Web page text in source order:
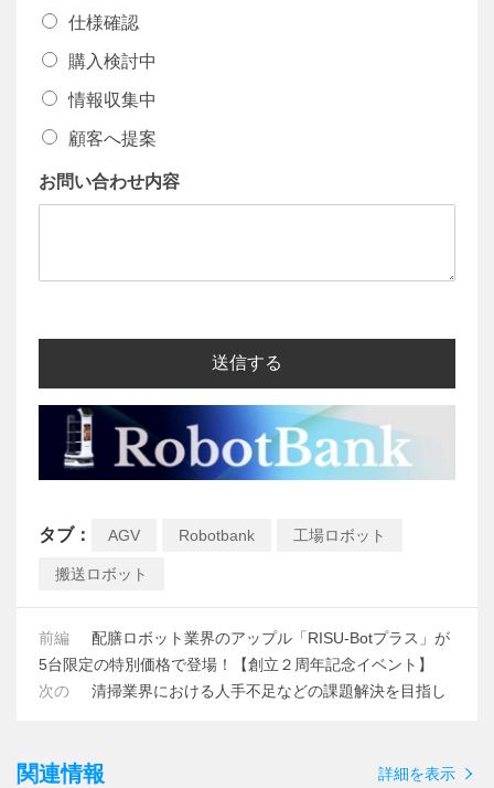
仕様確認
購入検討中
情報収集中
顧客へ提案
お問い合わせ内容
送信する
タブ： AGV Robotbank 工場ロボット
搬送ロボット
前編
配膳ロボット業界のアップル「RISU-Botプラス」が
5台限定の特別価格で登場！【創立２周年記念イベント】
次の
清掃業界における人手不足などの課題解決を目指し
関連情報 詳細を表示